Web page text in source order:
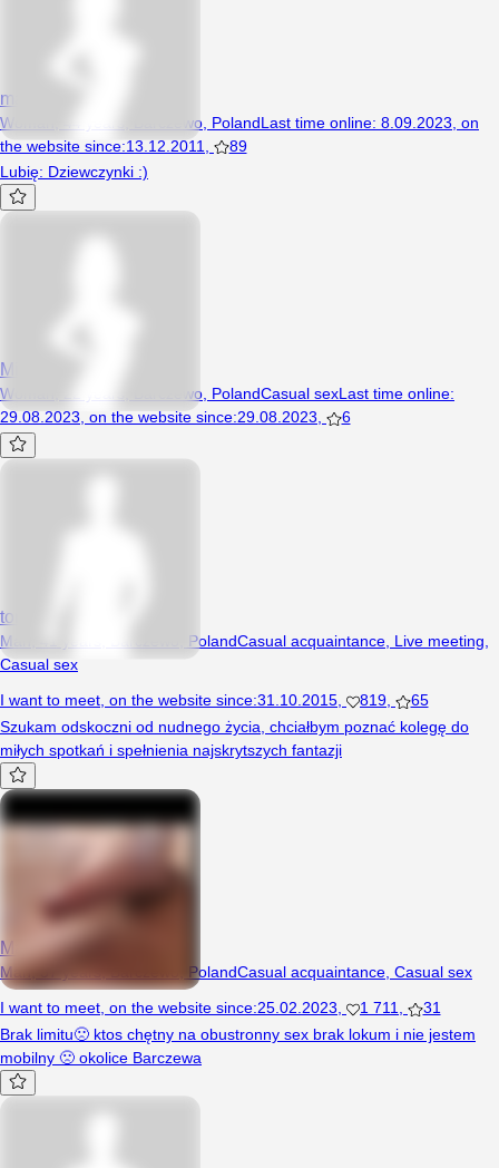
malibu28
Woman, 44 years, Barczewo, PolandLast time online: 8.09.2023 on
the website since:13.12.2011
89
Lubię: Dziewczynki :)
Miskaajah
Woman, 22 years, Barczewo, PolandCasual sexLast time online:
29.08.2023 on the website since:29.08.2023 6
tonio69
Man, 41 years, Barczewo, PolandCasual acquaintance, Live meeting,
Casual sex
I want to meet, on the website since:31.10.2015, 819,
65
Szukam odskoczni od nudnego życia, chciałbym poznać kolegę do
miłych spotkań i spełnienia najskrytszych fantazji
Marcin369088
Man, 37 years, Barczewo, PolandCasual acquaintance Casual sex
I want to meet on the website since:25.02.2023 1 711
31
Brak limitu🙁 ktos chętny na obustronny sex brak lokum i nie jestem
mobilny 🙁 okolice Barczewa